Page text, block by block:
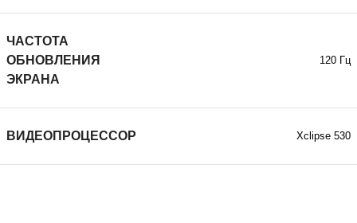
ЧАСТОТА
ОБНОВЛЕНИЯ
ЭКРАНА
120 Гц
ВИДЕОПРОЦЕССОР Xclipse 530